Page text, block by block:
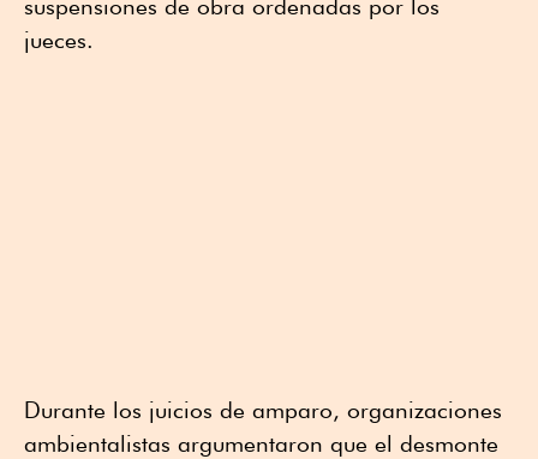
suspensiones de obra ordenadas por los
jueces.
Durante los juicios de amparo, organizaciones
ambientalistas argumentaron que el desmonte